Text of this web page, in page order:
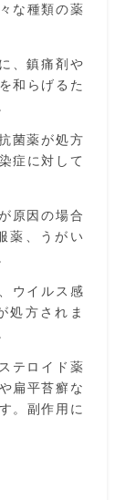
な種類の薬
、鎮痛剤や
和らげるた
菌薬が処方
症に対して
原因の場合
薬、うがい
ウイルス感
処方されま
テロイド薬
扁平苔癬な
。副作用に